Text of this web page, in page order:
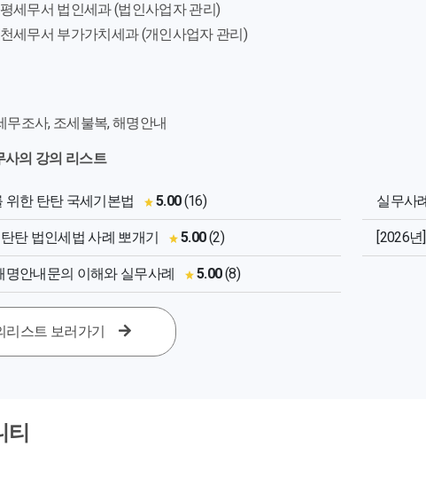
세무서 법인세과 (법인사업자 관리)
세무서 부가가치세과 (개인사업자 관리)
무조사, 조세불복, 해명안내
사의 강의 리스트
위한 탄탄 국세기본법 5.00(16)
탄 법인세법 사례 뽀개기 5.00(2)
명안내문의 이해와 실무사례 5.00(8)
실무사
[2026
리스트 보러가기
티